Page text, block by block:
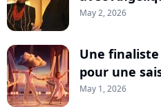
May 2, 2026
Une finaliste
pour une
May 1, 2026